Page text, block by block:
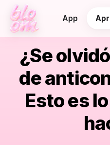
App
¿Se
de
Esto es